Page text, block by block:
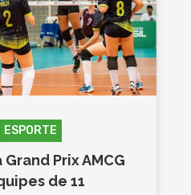
ESPORTE
Prix AMCG
de 11